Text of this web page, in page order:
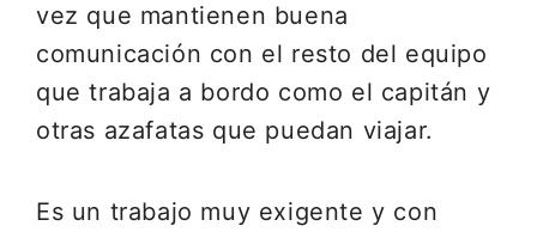
vez que mantienen buena
comunicación con el resto del equipo
que trabaja a bordo como el capitán y
otras azafatas que puedan viajar.
Es un trabajo muy exigente y con